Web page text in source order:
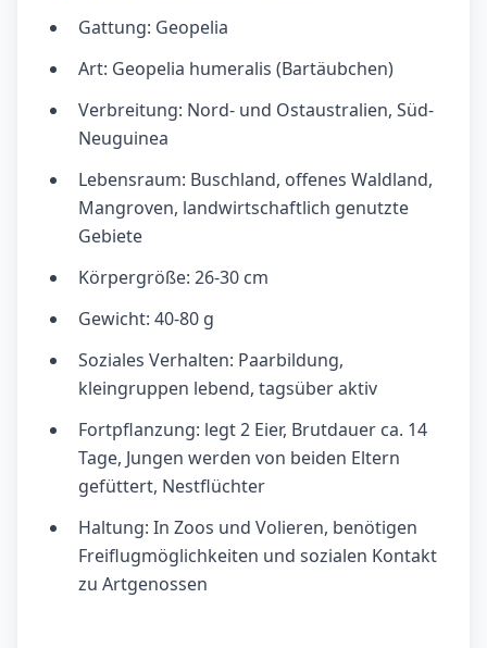
Gattung: Geopelia
Art: Geopelia humeralis (Bartäubchen)
Verbreitung: Nord- und Ostaustralien, Süd-
Neuguinea
Lebensraum: Buschland, offenes Waldland,
Mangroven, landwirtschaftlich genutzte
Gebiete
Körpergröße: 26-30 cm
Gewicht: 40-80 g
Soziales Verhalten: Paarbildung,
kleingruppen lebend, tagsüber aktiv
Fortpflanzung: legt 2 Eier, Brutdauer ca. 14
Tage, Jungen werden von beiden Eltern
gefüttert, Nestflüchter
Haltung: In Zoos und Volieren, benötigen
Freiflugmöglichkeiten und sozialen Kontakt
zu Artgenossen